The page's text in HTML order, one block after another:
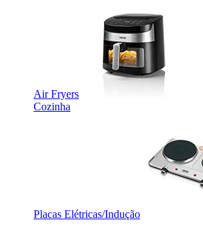
Air Fryers
Cozinha
Placas Elétricas/Indução